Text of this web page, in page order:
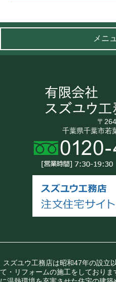
メニ
〒
千葉県千葉市若
スズユウ工務店は昭和47年の設立
て・リフォームの施工をしており